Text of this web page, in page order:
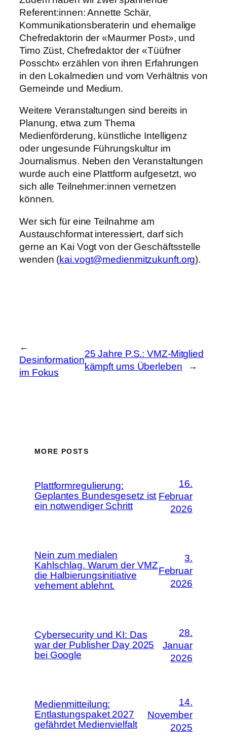
Referent:innen: Annette Schär,
Kommunikationsberaterin und ehemalige
Chefredaktorin der «Maurmer Post», und
Timo Züst, Chefredaktor der «Tüüfner
Posscht» erzählen von ihren Erfahrungen
in den Lokalmedien und vom Verhältnis von
Gemeinde und Medium.
Weitere Veranstaltungen sind bereits in
Planung, etwa zum Thema
Medienförderung, künstliche Intelligenz
oder ungesunde Führungskultur im
Journalismus. Neben den Veranstaltungen
wurde auch eine Plattform aufgesetzt, wo
sich alle Teilnehmer:innen vernetzen
können.
Wer sich für eine Teilnahme am
Austauschformat interessiert, darf sich
gerne an Kai Vogt von der Geschäftsstelle
wenden (kai.vogt@medienmitzukunft.org).
←
Desinformation
im Fokus
25 Jahre P.S.: VMZ-Mitglied
kämpft ums Überleben
→
MORE POSTS
Plattformregulierung:
Geplantes Bundesgesetz ist
ein notwendiger Schritt
16.
Februar
2026
Nein zum medialen
Kahlschlag. Warum der VMZ
die Halbierungsinitiative
vehement ablehnt.
3.
Februar
2026
Cybersecurity und KI: Das
war der Publisher Day 2025
bei Google
28.
Januar
2026
Medienmitteilung:
Entlastungspaket 2027
gefährdet Medienvielfalt
14.
November
2025